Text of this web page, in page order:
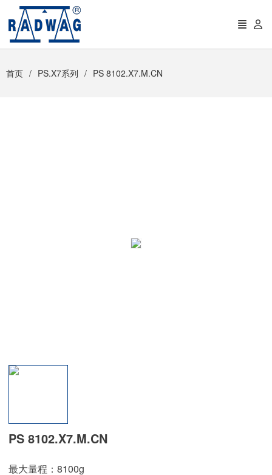
首页 PS.X7系列 PS 8102.X7.M.CN
PS 8102.X7.M.CN
最大量程：8100g